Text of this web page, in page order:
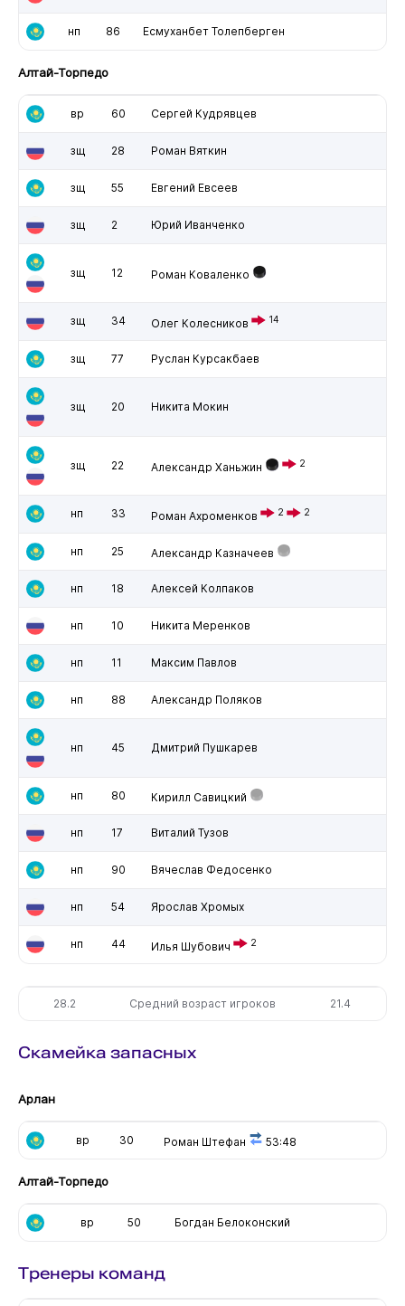
нп 86 Есмуханбет Толепберген
Алтай-Торпедо
вр 60 Сергей Кудрявцев
зщ 28 Роман Вяткин
зщ 55 Евгений Евсеев
зщ 2 Юрий Иванченко
зщ 12 Роман Коваленко
зщ 34 Олег Колесников 14
зщ 77 Руслан Курсакбаев
зщ 20 Никита Мокин
зщ 22 Александр Ханьжин 2
нп 33 Роман Ахроменков 2 2
нп 25 Александр Казначеев
нп 18 Алексей Колпаков
нп 10 Никита Меренков
нп 11 Максим Павлов
нп 88 Александр Поляков
нп 45 Дмитрий Пушкарев
нп 80 Кирилл Савицкий
нп 17 Виталий Тузов
нп 90 Вячеслав Федосенко
нп 54 Ярослав Хромых
нп 44 Илья Шубович 2
28.2 Средний возраст игроков 21.4
Скамейка запасных
Арлан
вр 30 Роман Штефан 53:48
Алтай-Торпедо
вр 50 Богдан Белоконский
Тренеры команд